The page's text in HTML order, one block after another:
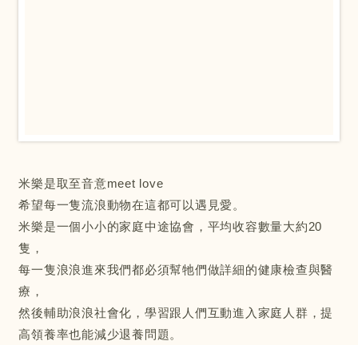
米樂是取至音意meet love
希望每一隻流浪動物在這都可以遇見愛。
米樂是一個小小的家庭中途協會，平均收容數量大約20
隻，
每一隻浪浪進來我們都必須幫牠們做詳細的健康檢查與醫
療，
然後輔助浪浪社會化，學習跟人們互動進入家庭人群，提
高領養率也能減少退養問題。